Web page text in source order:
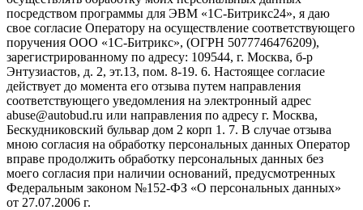
посредством программы для ЭВМ «1С-Битрикс24», я даю
свое согласие Оператору на осуществление соответствующего
поручения ООО «1С-Битрикс», (ОГРН 5077746476209),
зарегистрированному по адресу: 109544, г. Москва, б-р
Энтузиастов, д. 2, эт.13, пом. 8-19. 6. Настоящее согласие
действует до момента его отзыва путем направления
соответствующего уведомления на электронный адрес
abuse@autobud.ru или направления по адресу г. Москва,
Бескудниковский бульвар дом 2 корп 1. 7. В случае отзыва
мною согласия на обработку персональных данных Оператор
вправе продолжить обработку персональных данных без
моего согласия при наличии оснований, предусмотренных
Федеральным законом №152-ФЗ «О персональных данных»
от 27.07.2006 г.